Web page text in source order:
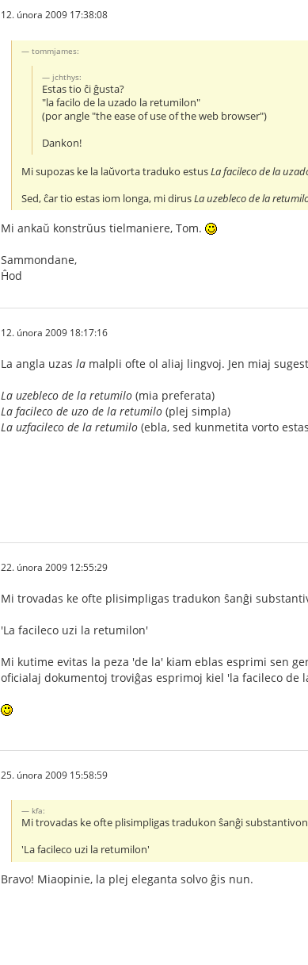
12. února 2009 17:38:08
tommjames:
jchthys:
Estas tio ĉi ĝusta?
"la facilo de la uzado la retumilon"
(por angle "the ease of use of the web browser")
Dankon!
Mi supozas ke la laŭvorta traduko estusLa facileco de la
Sed, ĉar tio estas iom longa, mi dirusLa uzebleco de la
Mi ankaŭ konstrŭus tielmaniere, Tom.
Sammondane,
Ĥod
12. února 2009 18:17:16
La angla uzas la malpli ofte ol aliaj lingvoj. Jen miaj
La uzebleco de la retumilo (mia preferata)
La facileco de uzo de la retumilo (plej simpla)
La uzfacileco de la retumilo (ebla, sed kunmetita vorto
22. února 2009 12:55:29
Mi trovadas ke ofte plisimpligas tradukon ŝanĝi
'La facileco uzi la retumilon'
Mi kutime evitas la peza 'de la' kiam eblas esprimi sen
oficialaj dokumentoj troviĝas esprimoj kiel 'la facileco de
25. února 2009 15:58:59
kfa:
Mi trovadas ke ofte plisimpligas tradukon ŝanĝi
'La facileco uzi la retumilon'
Bravo! Miaopinie, la plej eleganta solvo ĝis nun.